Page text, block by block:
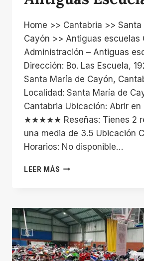
Home >> Cantabria >> Santa
Cayón >> Antiguas escuelas
Administración – Antiguas
Dirección: Bo. Las Escuela,
Santa María de Cayón,
Localidad: Santa María de
Cantabria Ubicación: Abrir en
★★★★★ Reseñas: Tienes 2
una media de 3.5 Ubicación
Horarios: No disponible…
LEER MÁS ANTIGUAS